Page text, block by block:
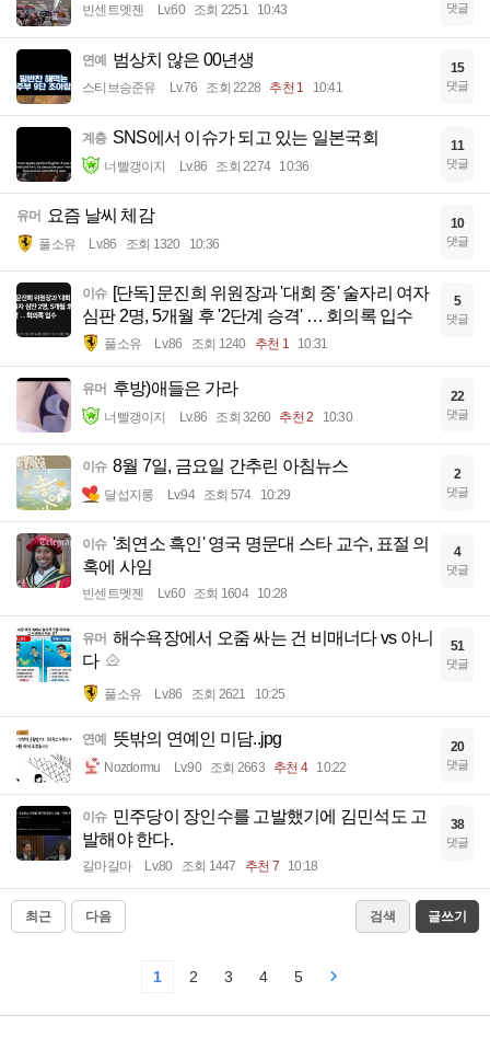
빈센트멧젠 Lv.60 조회 2251 10:43 댓글
연예 범상치 않은 00년생
스티브승준유 Lv.76 조회 2228 추천 1 10:41
15
댓글
계층 SNS에서 이슈가 되고 있는 일본국회
너빨갱이지 Lv.86 조회 2274 10:36
11
댓글
유머 요즘 날씨 체감
풀소유 Lv.86 조회 1320 10:36
10
댓글
이슈 [단독] 문진희 위원장과 '대회 중' 술자리 여자
심판 2명, 5개월 후 '2단계 승격' … 회의록 입수
풀소유 Lv.86 조회 1240 추천 1 10:31
5
댓글
유머 후방)애들은 가라
너빨갱이지 Lv.86 조회 3260 추천 2 10:30
22
댓글
이슈 8월 7일, 금요일 간추린 아침뉴스
달섭지롱 Lv.94 조회 574 10:29
2
댓글
이슈 '최연소 흑인' 영국 명문대 스타 교수, 표절 의
혹에 사임
빈센트멧젠 Lv.60 조회 1604 10:28
4
댓글
유머 해수욕장에서 오줌 싸는 건 비매너다 vs 아니
다
풀소유 Lv.86 조회 2621 10:25
51
댓글
연예 뜻밖의 연예인 미담..jpg
Nozdormu Lv.90 조회 2663 추천 4 10:22
20
댓글
이슈 민주당이 장인수를 고발했기에 김민석도 고
발해야 한다.
갈마갈마 Lv.80 조회 1447 추천 7 10:18
38
댓글
최근 다음 검색 글쓰기
1 2 3 4 5